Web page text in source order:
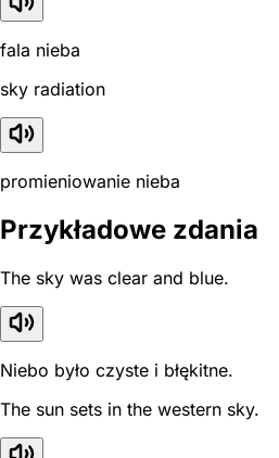
fala nieba
sky radiation
promieniowanie nieba
Przykładowe zdania
The sky was clear and blue.
Niebo było czyste i błękitne.
The sun sets in the western sky.